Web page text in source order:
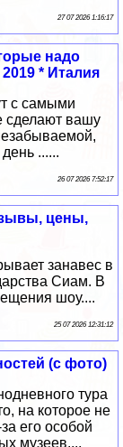
27 07 2026 1:16:17
надо
* Италия
с самыми
сделают вашу
......
26 07 2026 7:52:17
цены,
занавес в
Сиам. В
шоу....
25 07 2026 12:31:12
(с фото)
тура
на которое не
его особой
музеев....